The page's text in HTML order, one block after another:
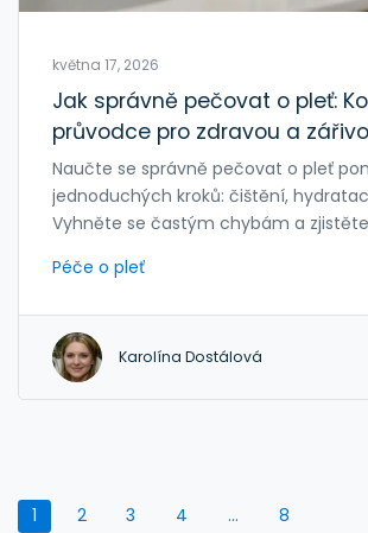
května 17, 2026
Jak správně pečovat o pleť:
průvodce pro zdravou a
Naučte se správně pečovat o pleť
jednoduchých kroků: čištění,
Vyhněte se častým chybám a
Péče o pleť
Karolína Dostálová
1 2 3 4 … 8